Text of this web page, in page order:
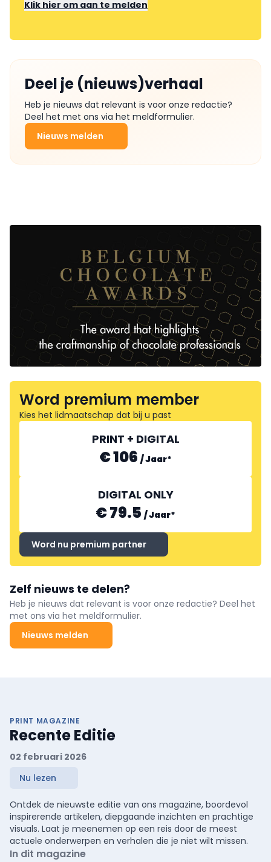
Klik hier om aan te melden
Deel je (nieuws)verhaal
Heb je nieuws dat relevant is voor onze redactie?
Deel het met ons via het meldformulier.
Nieuws melden
Word premium member
Kies het lidmaatschap dat bij u past
PRINT + DIGITAL
€ 106 /Jaar*
DIGITAL ONLY
€ 79.5 /Jaar*
Word nu premium partner
Zelf nieuws te delen?
Heb je nieuws dat relevant is voor onze redactie? Deel het
met ons via het meldformulier.
Nieuws melden
PRINT MAGAZINE
Recente Editie
02 februari 2026
Nu lezen
Ontdek de nieuwste editie van ons magazine, boordevol
inspirerende artikelen, diepgaande inzichten en prachtige
visuals. Laat je meenemen op een reis door de meest
actuele onderwerpen en verhalen die je niet wilt missen.
In dit magazine